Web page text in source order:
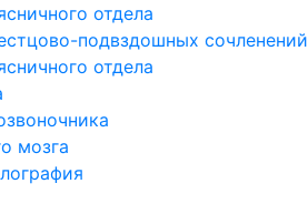
отдела
подвздошных сочленений
отдела
мозга